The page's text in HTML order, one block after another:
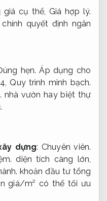
giá cụ thể, Giá hợp lý.
quyết định ngân
hẹn. Áp dụng cho
Quy trình minh bạch.
nhà vườn hay biệt thự
dựng:Chuyên viên.
diện tích càng lớn,
khoản đầu tư tổng
giá/m² có thể tối ưu